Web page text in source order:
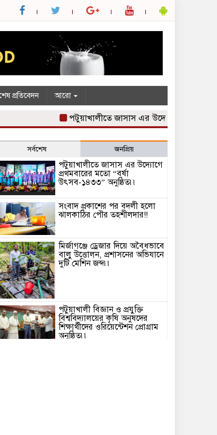
প্রতিবেদন আরো
পটুয়াখালীতে জাসাস এর উদ্যোগে প্রথমবারের
সর্বশেষ জনপ্রিয়
পটুয়াখালীতে জাসাস এর উদ্যোগে
প্রথমবারের মতো “বর্ষা
উৎসব-১৪৩৩” অনুষ্ঠিত৷৷
সংবাদ প্রকাশের পর বদলী হলো
ঝালকাঠির পৌর তহশীলদার!!
মির্জাগঞ্জে ড্রেজার দিয়ে অবৈধভাবে
বালু উত্তোলন, প্রশাসনের অভিযানে
দুটি মেশিন জব্দ৷৷
পটুয়াখালী বিজ্ঞান ও প্রযুক্তি
বিশ্ববিদ্যালয়ের কৃষি অনুষদের
শিক্ষার্থীদের ওরিয়েন্টেশন প্রোগ্রাম
অনুষ্ঠিত৷৷